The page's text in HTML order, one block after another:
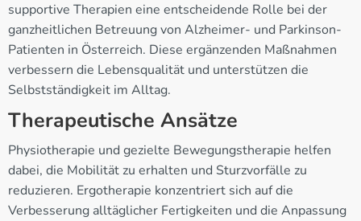
supportive Therapien eine entscheidende Rolle bei der
ganzheitlichen Betreuung von Alzheimer- und Parkinson-
Patienten in Österreich. Diese ergänzenden Maßnahmen
verbessern die Lebensqualität und unterstützen die
Selbstständigkeit im Alltag.
Therapeutische Ansätze
Physiotherapie und gezielte Bewegungstherapie helfen
dabei, die Mobilität zu erhalten und Sturzvorfälle zu
reduzieren. Ergotherapie konzentriert sich auf die
Verbesserung alltäglicher Fertigkeiten und die Anpassung